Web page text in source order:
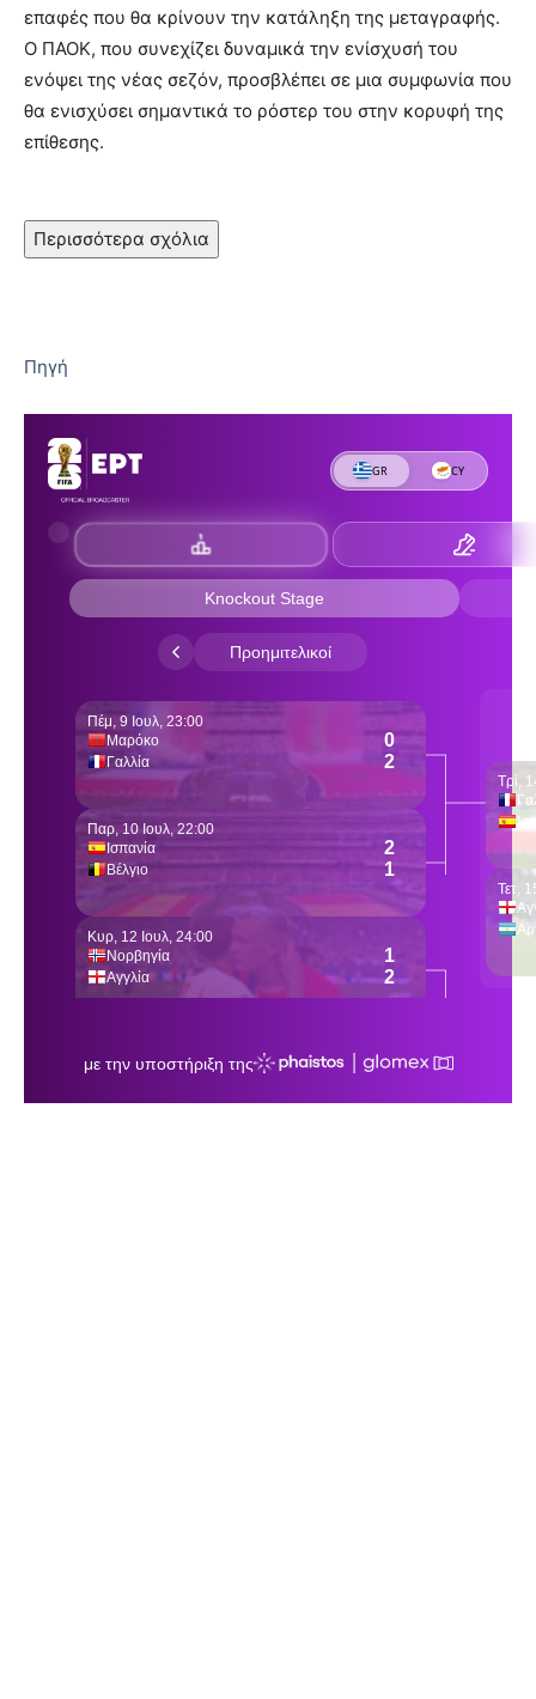
επαφές που θα κρίνουν την κατάληξη της μεταγραφής.
Ο ΠΑΟΚ, που συνεχίζει δυναμικά την ενίσχυσή του
ενόψει της νέας σεζόν, προσβλέπει σε μια συμφωνία που
θα ενισχύσει σημαντικά το ρόστερ του στην κορυφή της
επίθεσης.
Περισσότερα σχόλια
Πηγή